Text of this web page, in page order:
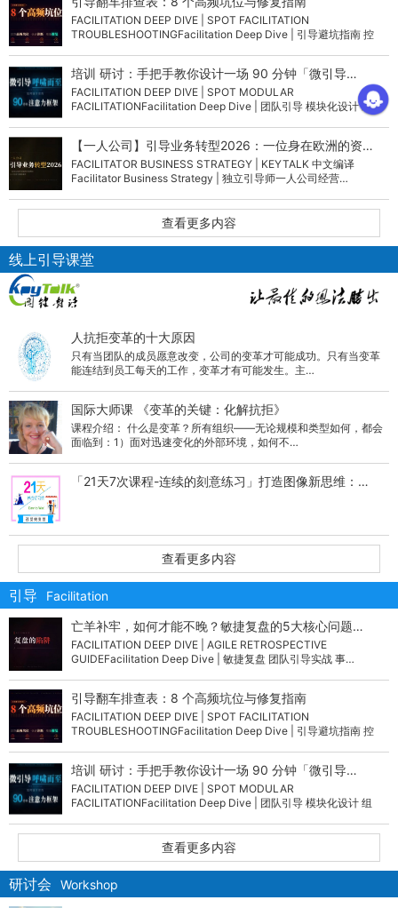
FACILITATION DEEP DIVE | SPOT FACILITATION
TROUBLESHOOTINGFacilitation Deep Dive | 引导避坑指南 控
培训 研讨：手把手教你设计一场 90 分钟「微引导…
FACILITATION DEEP DIVE | SPOT MODULAR
FACILITATIONFacilitation Deep Dive | 团队引导 模块化设计 组
【一人公司】引导业务转型2026：一位身在欧洲的资…
FACILITATOR BUSINESS STRATEGY | KEYTALK 中文编译
Facilitator Business Strategy | 独立引导师一人公司经营…
查看更多内容
线上引导课堂
人抗拒变革的十大原因
只有当团队的成员愿意改变，公司的变革才可能成功。只有当变革
能连结到员工每天的工作，变革才有可能发生。主…
国际大师课 《变革的关键：化解抗拒》
课程介绍： 什么是变革？所有组织——无论规模和类型如何，都会
面临到：1）面对迅速变化的外部环境，如何不…
「21天7次课程-连续的刻意练习」打造图像新思维：…
查看更多内容
引导
Facilitation
亡羊补牢，如何才能不晚？敏捷复盘的5大核心问题…
FACILITATION DEEP DIVE | AGILE RETROSPECTIVE
GUIDEFacilitation Deep Dive | 敏捷复盘 团队引导实战 事…
引导翻车排查表：8 个高频坑位与修复指南
FACILITATION DEEP DIVE | SPOT FACILITATION
TROUBLESHOOTINGFacilitation Deep Dive | 引导避坑指南 控
培训 研讨：手把手教你设计一场 90 分钟「微引导…
FACILITATION DEEP DIVE | SPOT MODULAR
FACILITATIONFacilitation Deep Dive | 团队引导 模块化设计 组
查看更多内容
研讨会 Workshop